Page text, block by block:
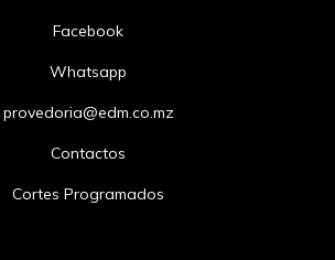
Facebook
Whatsapp
provedoria@edm.co.mz
Contactos
Cortes Programados